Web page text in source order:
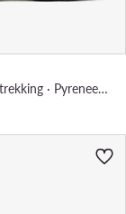
Scarpe da trekking · Pyrenees 1029399 · Marrone